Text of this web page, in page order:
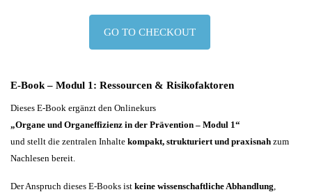
GO TO CHECKOUT
E-Book – Modul 1: Ressourcen & Risikofaktoren
Dieses E-Book ergänzt den Onlinekurs
„Organe und Organeffizienz in der Prävention – Modul 1“
und stellt die zentralen Inhalte kompakt, strukturiert und praxisnah zum
Nachlesen bereit.
Der Anspruch dieses E-Books ist keine wissenschaftliche Abhandlung,